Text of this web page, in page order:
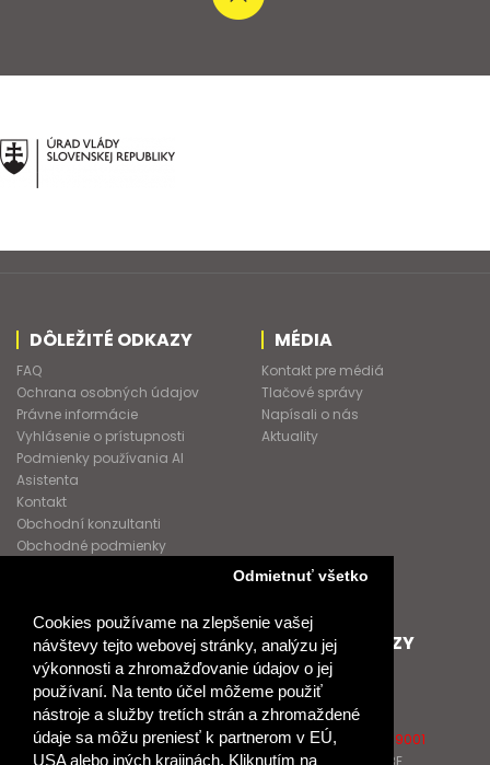
Cookies používame na zlepšenie vašej
návštevy tejto webovej stránky, analýzu jej
výkonnosti a zhromažďovanie údajov o jej
používaní. Na tento účel môžeme použiť
nástroje a služby tretích strán a zhromaždené
údaje sa môžu preniesť k partnerom v EÚ,
USA alebo iných krajinách. Kliknutím na
Odmietnuť všetko
DÔLEŽITÉ ODKAZY
FAQ
Ochrana osobných údajov
Právne informácie
Vyhlásenie o prístupnosti
Podmienky používania AI
Asistenta
Kontakt
Obchodní konzultanti
Obchodné podmienky
MÉDIA
Kontakt pre médiá
Tlačové správy
Napísali o nás
Aktuality
SPOLUPRACUJEME
Podporujeme
Naše projekty
Spolupracujeme
Pošlite nám správu
ĎALŠIE ODKAZY
O Raabe
O Klett
Naši autori
Certifikát kvality ISO 9001
Klientska zóna RAABE